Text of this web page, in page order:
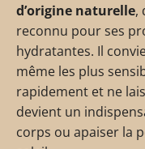
d’origine naturelle,
reconnu pour ses
hydratantes. Il
même les plus
rapidement et ne
devient un
corps ou apaiser la